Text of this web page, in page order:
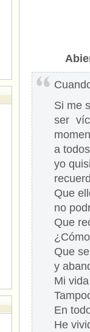
Si me
ser
a
yo
Que
no
Que
Que
y
Mi
En
He